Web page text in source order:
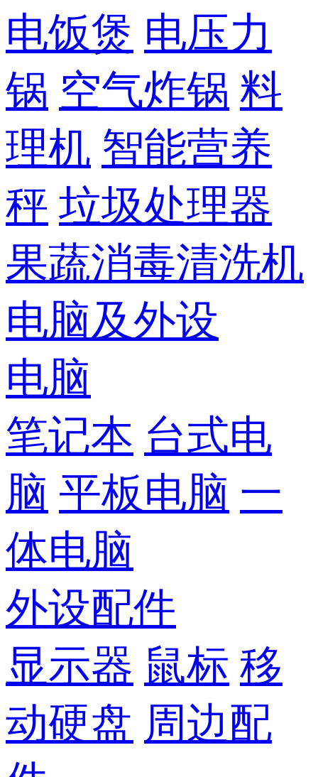
电饭煲 电压力
锅 空气炸锅 料
理机 智能营养
秤 垃圾处理器
果蔬消毒清洗机
电脑及外设
电脑
笔记本 台式电
脑 平板电脑 一
体电脑
外设配件
显示器 鼠标 移
动硬盘 周边配